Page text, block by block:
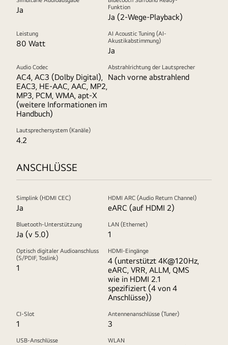
Ja
Funktion
Ja (2-Wege-Playback)
Leistung
80 Watt
AI Acoustic Tuning (AI-
Akustikabstimmung)
Ja
Audio Codec
AC4, AC3 (Dolby Digital),
EAC3, HE-AAC, AAC, MP2,
MP3, PCM, WMA, apt-X
(weitere Informationen im
Handbuch)
Abstrahlrichtung der Lautsprecher
Nach vorne abstrahlend
Lautsprechersystem (Kanäle)
4.2
ANSCHLÜSSE
Simplink (HDMI CEC)
Ja
HDMI ARC (Audio Return Channel)
eARC (auf HDMI 2)
Bluetooth-Unterstützung
Ja (v 5.0)
LAN (Ethernet)
1
Optisch digitaler Audioanschluss
(S/PDIF, Toslink)
1
HDMI-Eingänge
4 (unterstützt 4K@120Hz,
eARC, VRR, ALLM, QMS
wie in HDMI 2.1
spezifiziert (4 von 4
Anschlüsse))
CI-Slot
1
Antennenanschlüsse (Tuner)
3
USB-Anschlüsse WLAN